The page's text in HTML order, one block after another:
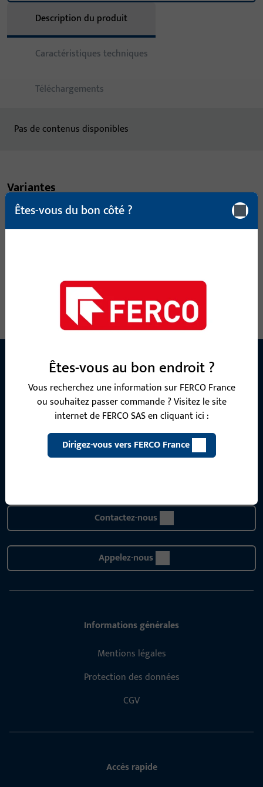
Description du produit
Caractéristiques techniques
Téléchargements
Pas de contenus disponibles
Variantes
Les variantes suivantes sont disponibles pour ce produit :
Embout de jonction seuil/dormant
CONTACT
Nous sommes à votre disposition !
Notre équipe de service après-vente se tient à votre
disposition pour répondre à toutes vos questions concernant
Contactez-nous
Appelez-nous
Êtes-vous du bon côté ?
Êtes-vous au bon endroit ?
Vous recherchez une information sur FERCO France
ou souhaitez passer commande ? Visitez le site
internet de FERCO SAS en cliquant ici :
Dirigez-vous vers FERCO France
Informations générales
Mentions légales
Protection des données
CGV
Accès rapide